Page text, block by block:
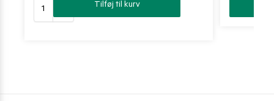
Tilføj til kurv